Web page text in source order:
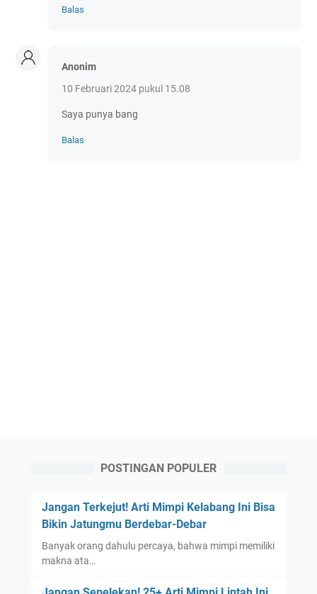
Balas
Anonim
10 Februari 2024 pukul 15.08
Saya punya bang
Balas
POSTINGAN POPULER
Jangan Terkejut! Arti Mimpi Kelabang Ini Bisa
Bikin Jatungmu Berdebar-Debar
Banyak orang dahulu percaya, bahwa mimpi memiliki
makna ata…